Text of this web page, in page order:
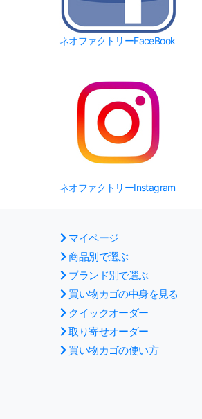
ネオファクトリーFaceBook
ネオファクトリーInstagram
マイページ
商品別で選ぶ
ブランド別で選ぶ
買い物カゴの中身を見る
クイックオーダー
取り寄せオーダー
買い物カゴの使い方